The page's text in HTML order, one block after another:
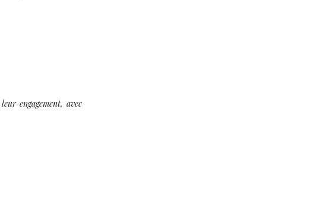
engagement, avec